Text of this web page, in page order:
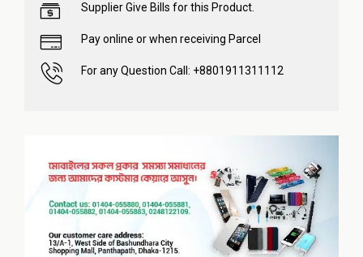
Supplier Give Bills for this Product.
Pay online or when receiving Parcel
For any Question Call: +8801911311112